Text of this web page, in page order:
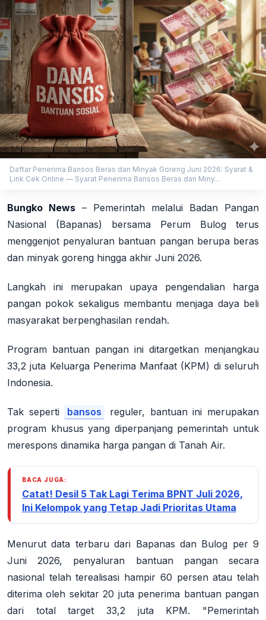
Daftar Penerima Bansos Beras dan Minyak Goreng Juni 2026: Syarat &
Link Cek Online — Syarat Penerima Bansos Beras dan Miny...
Bungko News – Pemerintah melalui Badan Pangan
Nasional (Bapanas) bersama Perum Bulog terus
menggenjot penyaluran bantuan pangan berupa beras
dan minyak goreng hingga akhir Juni 2026.
Langkah ini merupakan upaya pengendalian harga
pangan pokok sekaligus membantu menjaga daya beli
masyarakat berpenghasilan rendah.
Program bantuan pangan ini ditargetkan menjangkau
33,2 juta Keluarga Penerima Manfaat (KPM) di seluruh
Indonesia.
Tak seperti bansos
reguler, bantuan ini merupakan
program khusus yang diperpanjang pemerintah untuk
merespons dinamika harga pangan di Tanah Air.
BACA JUGA:
Catat! Desil 5 Tak Lagi Terima BPNT Juli 2026,
Ini Kelompok yang Tetap Jadi Prioritas Utama
Menurut data terbaru dari Bapanas dan Bulog per 9
Juni 2026, penyaluran bantuan pangan secara
nasional telah terealisasi hampir 60 persen atau telah
diterima oleh sekitar 20 juta penerima bantuan pangan
dari total target 33,2 juta KPM. "Pemerintah